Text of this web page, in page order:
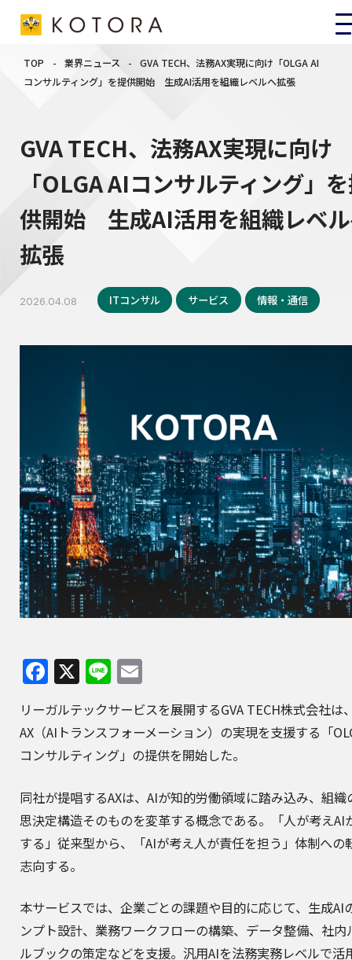
TOP - 業界ニュース -
GVA TECH、法務AX実現に向け「OLGA AI
コンサルティング」を提供開始 生成AI活用を組織レベルへ拡張
GVA TECH、法務AX実現に向け
「OLGA AIコンサルティング」
供開始 生成AI活用を組織レベ
拡張
2026.04.08 ITコンサル サービス 情報・通信
Facebook
X Line
リーガルテックサービスを展開するGVA TECH株式会社は
AX（AIトランスフォーメーション）の実現を支援する「
コンサルティング」の提供を開始した。
同社が提唱するAXは、AIが知的労働領域に踏み込み、組織
思決定構造そのものを変革する概念である。「人が考えAI
する」従来型から、「AIが考え人が責任を担う」体制への
志向する。
本サービスでは、企業ごとの課題や目的に応じて、生成AI
ンプト設計、業務ワークフローの構築、データ整備、社内
ルブックの策定などを支援。汎用AIを法務実務レベルで活